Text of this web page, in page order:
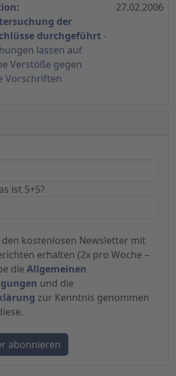
der
durchgeführt-
lassen auf
Verstöße gegen
Vorschriften
27.02.2006
ist 5+5?
den kostenlosen Newsletter mit
erhalten (2x pro Woche –
die Allgemeinen
und die
zur Kenntnis genommen